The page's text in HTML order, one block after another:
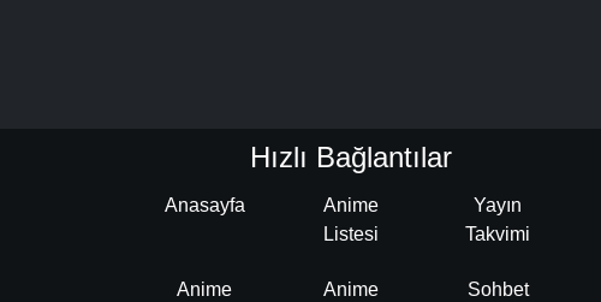
Hızlı Bağlantılar
Anasayfa
Anime
Listesi
Yayın
Takvimi
Anime
Anime
Sohbet